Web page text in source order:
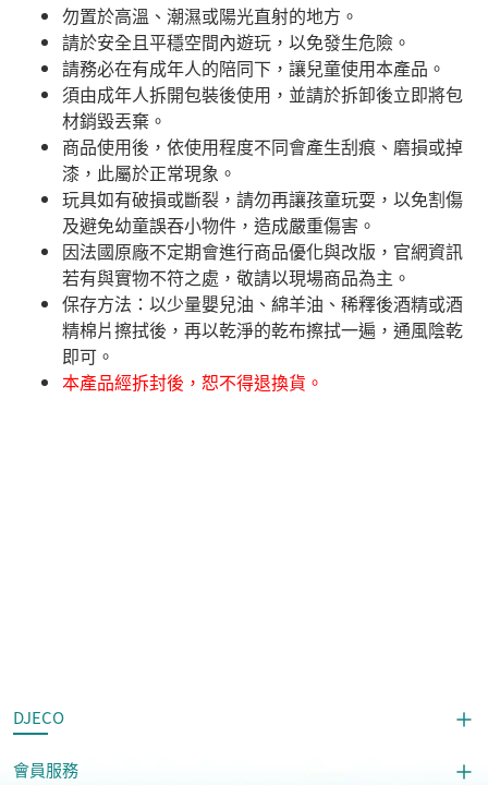
勿置於高溫、潮濕或陽光直射的地方。
請於安全且平穩空間內遊玩，以免發生危險。​
請務必在有成年人的陪同下，讓兒童使用本產品。
須由成年人拆開包裝後使用，並請於拆卸後立即將包
材銷毀丟棄。
商品使用後，依使用程度不同會產生刮痕、磨損或掉
漆，此屬於正常現象。
玩具如有破損或斷裂，請勿再讓孩童玩耍，以免割傷
及避免幼童誤吞小物件，造成嚴重傷害。
因法國原廠不定期會進行商品優化與改版，官網資訊
若有與實物不符之處，敬請以現場商品為主。
​保存方法：以少量嬰兒油、綿羊油、稀釋後酒精或酒
精棉片擦拭後，再以乾淨的乾布擦拭一遍，通風陰乾
即可。
本產品經拆封後，恕不得退換貨。
DJECO
會員服務